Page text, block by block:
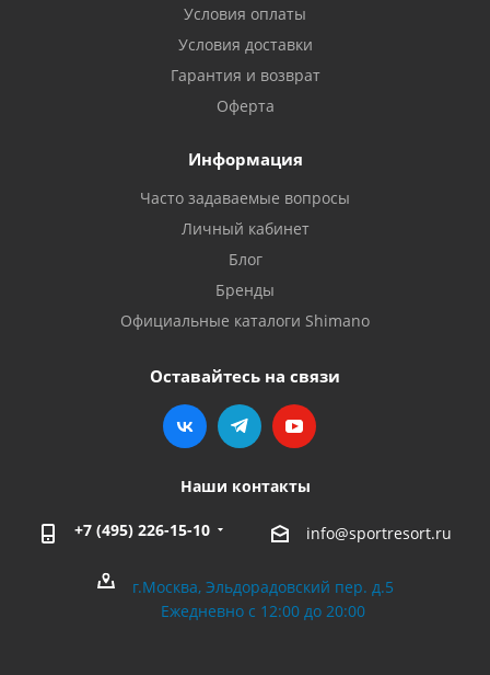
Условия оплаты
Условия доставки
Гарантия и возврат
Оферта
Информация
Часто задаваемые вопросы
Личный кабинет
Блог
Бренды
Официальные каталоги Shimano
Оставайтесь на связи
Наши контакты
+7 (495) 226-15-10 info@sportresort.ru
г.Москва, Эльдорадовский пер. д.5
Ежедневно с 12:00 до 20:00